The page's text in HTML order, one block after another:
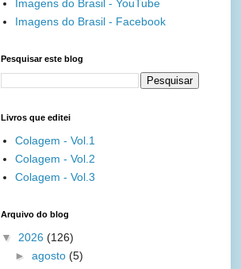
Imagens do Brasil - YouTube
Imagens do Brasil - Facebook
Pesquisar este blog
Livros que editei
Colagem - Vol.1
Colagem - Vol.2
Colagem - Vol.3
Arquivo do blog
▼ 2026 (126)
► agosto (5)